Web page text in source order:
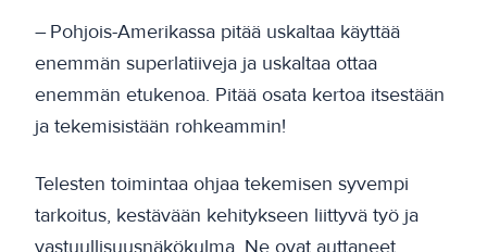
– Pohjois-Amerikassa pitää uskaltaa käyttää
enemmän superlatiiveja ja uskaltaa ottaa
enemmän etukenoa. Pitää osata kertoa itsestään
ja tekemisistään rohkeammin!
Telesten toimintaa ohjaa tekemisen syvempi
tarkoitus, kestävään kehitykseen liittyvä työ ja
vastuullisuusnäkökulma. Ne ovat auttaneet